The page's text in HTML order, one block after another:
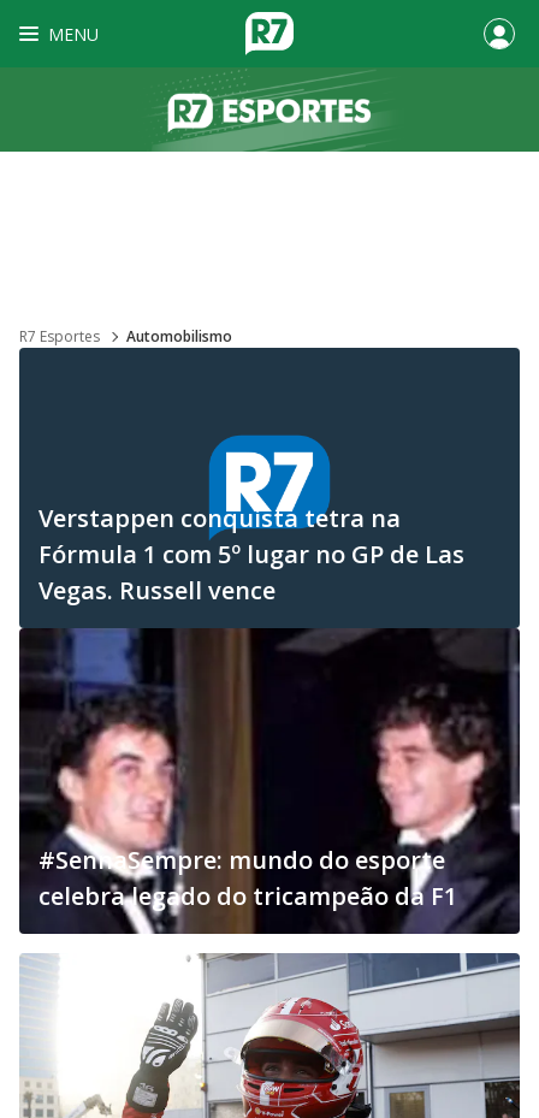
MENU
R7 Esportes Automobilismo
Verstappen conquista tetra na
Fórmula 1 com 5º lugar no GP de Las
Vegas. Russell vence
#SennaSempre: mundo do esporte
celebra legado do tricampeão da F1